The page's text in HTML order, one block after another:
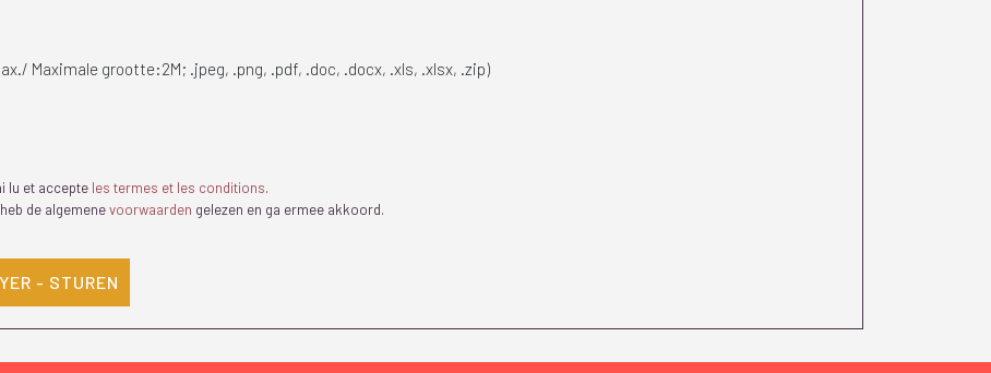
Maximale grootte:2M; .jpeg, .png, .pdf, .doc, .docx, .xls, .xlsx, .zip)
lu et accepte les termes et les conditions.
de algemenevoorwaarden gelezen en ga ermee akkoord.